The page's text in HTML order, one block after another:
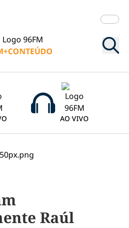
AO VIVO
Raúl